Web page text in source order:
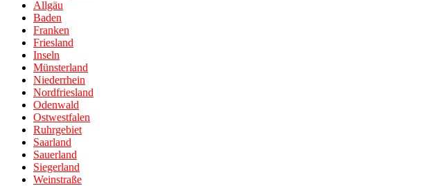
Allgäu
Baden
Franken
Friesland
Inseln
Münsterland
Niederrhein
Nordfriesland
Odenwald
Ostwestfalen
Ruhrgebiet
Saarland
Sauerland
Siegerland
Weinstraße